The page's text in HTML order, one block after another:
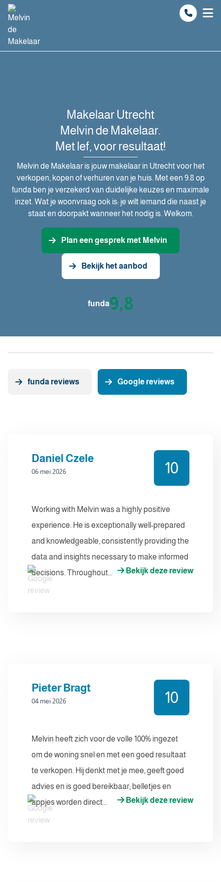
Spring naar inhoud
Makelaar Utrecht
Melvin de Makelaar.
Met lef, voor resultaat!
Melvin de Makelaar is jouw makelaar in Utrecht voor het
verkopen, kopen of verhuren van je huis. Met een 9.8 op
funda ben je verzekerd van duidelijke keuzes en maximale
inzet. Wat je woonvraag ook is: je wilt iemand die naast je
staat en doorpakt wanneer het nodig is. Welkom.
Plan een gesprek met Melvin
Bekijk het aanbod
funda9,8
funda reviews Google reviews
Daniel Czele
06 mei 2026 10
Working with Melvin was a highly positive
experience. He is exceptionally well-prepared
and knowledgeable, consistently providing the
data and insights necessary to make informed
decisions. Throughout...
Bekijk deze review
Pieter Bragt
04 mei 2026 10
Melvin heeft zich voor de volle 100% ingezet
om de woning snel en met een goed resultaat
te verkopen. Hij denkt met je mee, geeft goed
advies en is goed bereikbaar; belletjes en
appjes worden direct...
Bekijk deze review